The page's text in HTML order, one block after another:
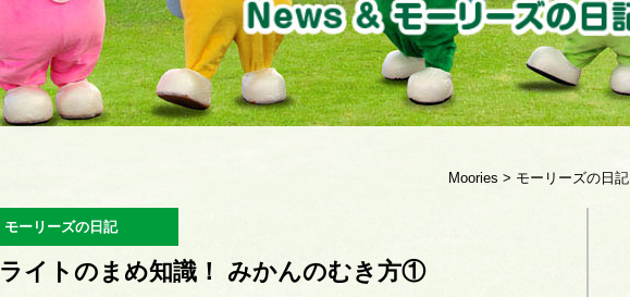
Moories > モーリーズの日記
モーリーズの日記
ライトのまめ知識！ みかんのむき方①